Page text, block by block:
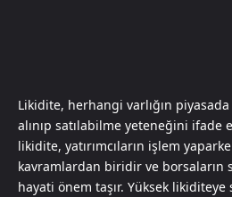
Likidite, herhangi varlığın piyasada
alınıp satılabilme yeteneğini ifade
likidite, yatırımcıların işlem
kavramlardan biridir ve borsaların
hayati önem taşır. Yüksek